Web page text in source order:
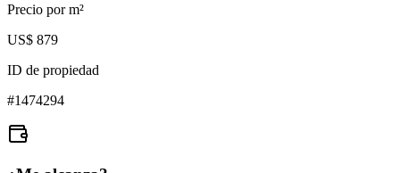
Precio por m²
US$ 879
ID de propiedad
#1474294